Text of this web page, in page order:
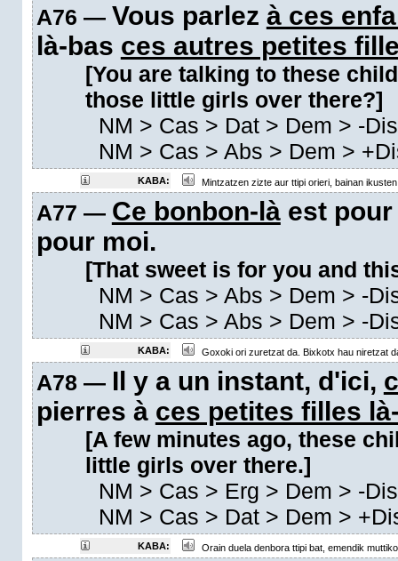
A76 — Vous parlez à ces
là-bas ces autres petites
[You are talking to these
those little girls over there?]
NM > Cas > Dat> Dem > -
NM > Cas > Abs > Dem >
KABA: Mintzatzen zizte aur ttipi orieri, bainan
A77 — Ce bonbon-làest
pour moi.
[That sweet is for you and
NM > Cas > Abs > Dem > -
NM > Cas > Abs > Dem > -
KABA: Goxoki ori zuretzat da. Bixkotx hau niretzat
A78 — Il y a un instant, d'ici,
pierres à ces petites filles
[A few minutes ago, these
little girls over there.]
NM > Cas > Erg > Dem > -
NM > Cas > Dat> Dem >
KABA: Orain duela denbora ttipi bat, emendik